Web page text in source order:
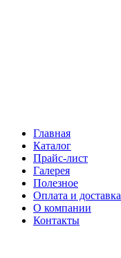
Главная
Каталог
Прайс-лист
Галерея
Полезное
Оплата и доставка
О компании
Контакты